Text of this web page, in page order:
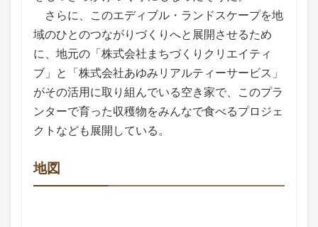
さらに、このエディブル・ランドスケープを地
域のひとのつながりづくりへと展開させるため
に、地元の「株式会社まちづくりクリエイティ
ブ」と「株式会社あゆみリアルティーサービス」
がその活用に取り組んでいる空き家で、このプラ
ンターで育った収穫物をみんなで食べるプロジェ
クトなども展開している。
地図